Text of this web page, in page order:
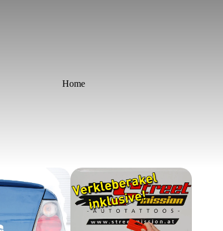
Home